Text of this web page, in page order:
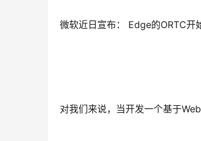
微软近日宣布： Edge的ORTC开
对我们来说，当开发一个基于